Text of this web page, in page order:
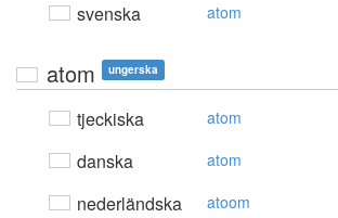
svenska atom
atom ungerska
tjeckiska atom
danska atom
nederländska atoom